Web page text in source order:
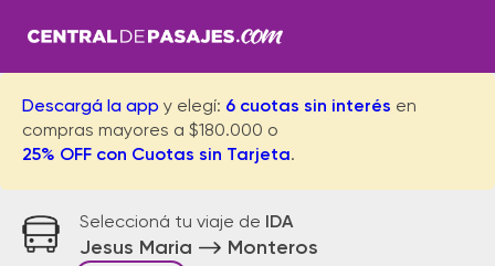
Descargá la app y elegí: 6 cuotas sin interés en
compras mayores a $180.000 o
25% OFF con Cuotas sin Tarjeta.
Seleccioná tu viaje de IDA
Jesus Maria Monteros